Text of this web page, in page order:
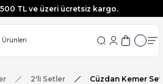
TL ve üzeri ücretsiz kargo.
TL ve üzeri ücretsiz kargo.
TL ve üzeri ücretsiz kargo.
TL ve üzeri ücretsiz kargo.
2'li Setler Cüzdan Kemer Set